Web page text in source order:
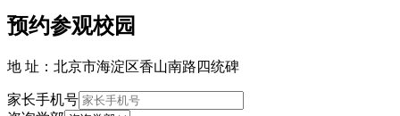
预约参观校园
地 址：北京市海淀区香山南路四统碑
家长手机号